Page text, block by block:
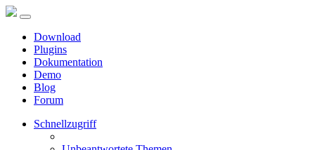
Download
Plugins
Dokumentation
Demo
Blog
Forum
Schnellzugriff